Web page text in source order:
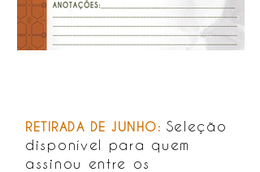
RETIRADA DE JUNHO: Seleção
disponível para quem
assinou entre os